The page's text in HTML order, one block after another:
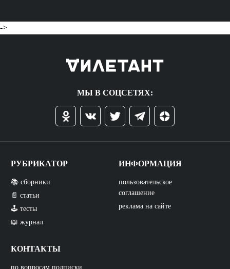
->
МЫ В СОЦСЕТЯХ:
РУБРИКАТОР
📚 сборники
📄 статьи
🕹️ тесты
📖 журнал
КОНТАКТЫ
по вопросам подписки
ИНФОРМАЦИЯ
пользовательское
соглашение
реклама на сайте